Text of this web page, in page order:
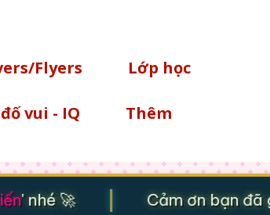
Flyers Lớp học
vui - IQ Thêm
' nhé 🚀 Cảm ơn bạn đã